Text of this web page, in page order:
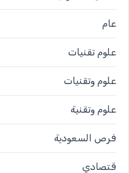
عام
علوم تقنيات
علوم وتقنيات
علوم وتقنية
فرص السعودية
قتصادي